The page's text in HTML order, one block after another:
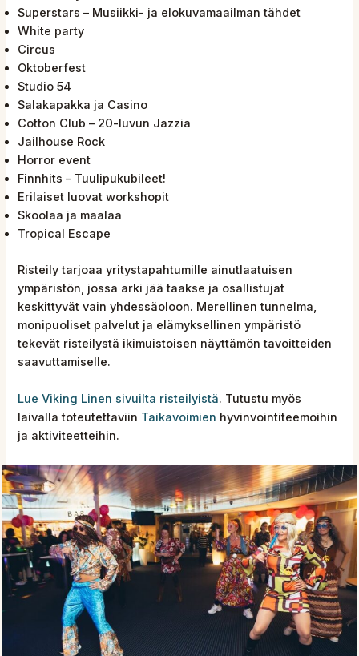
Superstars – Musiikki- ja elokuvamaailman tähdet
White party
Circus
Oktoberfest
Studio 54
Salakapakka ja Casino
Cotton Club – 20-luvun Jazzia
Jailhouse Rock
Horror event
Finnhits – Tuulipukubileet!
Erilaiset luovat workshopit
Skoolaa ja maalaa
Tropical Escape
Risteily tarjoaa yritystapahtumille ainutlaatuisen
ympäristön, jossa arki jää taakse ja osallistujat
keskittyvät vain yhdessäoloon. Merellinen tunnelma,
monipuoliset palvelut ja elämyksellinen ympäristö
tekevät risteilystä ikimuistoisen näyttämön tavoitteiden
saavuttamiselle.
Lue Viking Linen sivuilta risteilyistä. Tutustu myös
laivalla toteutettaviin Taikavoimien hyvinvointiteemoihin
ja aktiviteetteihin.